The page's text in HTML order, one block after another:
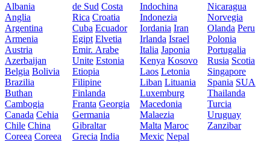
Albania
Anglia
Argentina
Armenia
Austria
Azerbaijan
Belgia Bolivia
Brazilia
Buthan
Cambogia
Canada Cehia
Chile China
Coreea Coreea
de Sud Costa
Rica Croatia
Cuba Ecuador
Egipt Elvetia
Emir. Arabe
Unite Estonia
Etiopia
Filipine
Finlanda
Franta Georgia
Germania
Gibraltar
Grecia India
Indochina
Indonezia
Iordania Iran
Irlanda Israel
Italia Japonia
Kenya Kosovo
Laos Letonia
Liban Lituania
Luxemburg
Macedonia
Malaezia
Malta Maroc
Mexic Nepal
Nicaragua
Norvegia
Olanda Peru
Polonia
Portugalia
Rusia Scotia
Singapore
Spania SUA
Thailanda
Turcia
Uruguay
Zanzibar